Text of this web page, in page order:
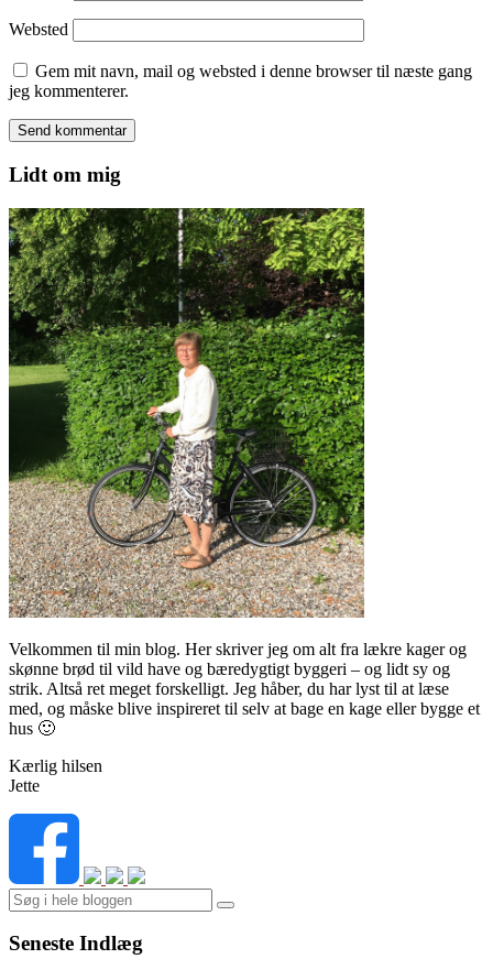
Websted
Gem mit navn, mail og websted i denne browser til næste gang
jeg kommenterer.
Lidt om mig
Velkommen til min blog. Her skriver jeg om alt fra lækre kager og
skønne brød til vild have og bæredygtigt byggeri – og lidt sy og
strik. Altså ret meget forskelligt. Jeg håber, du har lyst til at læse
med, og måske blive inspireret til selv at bage en kage eller bygge et
hus 🙂
Kærlig hilsen
Jette
Search
Seneste Indlæg